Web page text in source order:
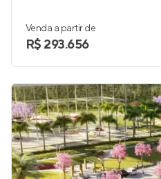
Venda a partir de
R$ 293.656